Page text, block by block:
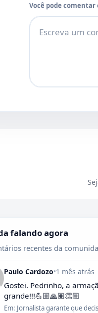
Você pode
Comentário
falando agora
recentes da
Paulo Cardozo•1 mês atrás
Gostei. Pedrinho, a
grande!!!💪🏼🙏🏽👏🏼
Em: Jornalista garante que